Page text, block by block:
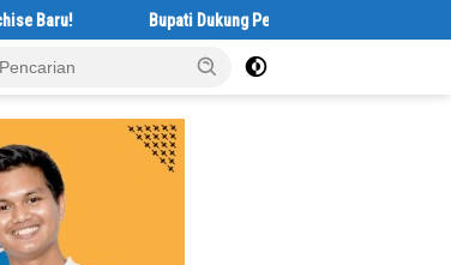
Bupati Dukung Pelestarian Budaya Melayu Melalui